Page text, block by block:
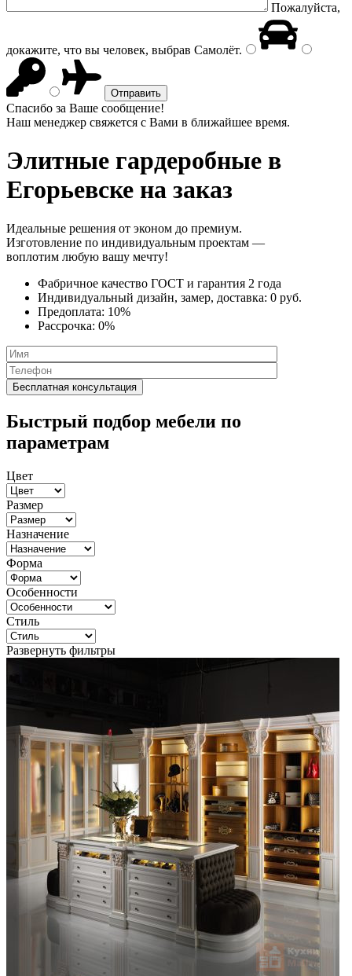
Пожалуйста,
докажите, что вы человек, выбрав Самолёт.
Спасибо за Ваше сообщение!
Наш менеджер свяжется с Вами в ближайшее время.
Элитные гардеробные в
Егорьевске на заказ
Идеальные решения от эконом до премиум.
Изготовление по индивидуальным проектам —
воплотим любую вашу мечту!
Фабричное качество ГОСТ и гарантия 2 года
Индивидуальный дизайн, замер, доставка: 0 руб.
Предоплата: 10%
Рассрочка: 0%
Быстрый подбор мебели по
параметрам
Цвет
Размер
Назначение
Форма
Особенности
Стиль
Развернуть фильтры